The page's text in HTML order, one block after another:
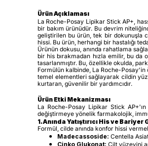
Ürün Açıklaması
La Roche-Posay Lipikar Stick AP+,
bir bakım ürünüdür. Bu devrim
geliştirilen bu ürün, tek bir dokunuşla
hissi. Bu ürün, herhangi bir hastalığı
Ürünün dokusu, anında rahatlama
bir his bırakmadan hızla emilir, bu
tasarlanmıştır. Bu, özellikle okulda,
Formülün kalbinde, La Roche-
temel elementleri sağlayarak cildin
kurtaran, güvenilir bir yardımcıdır.
Ürün Etki Mekanizması
La Roche-Posay Lipikar Stick
değiştirmeye yönelik farmakolojik,
1. Anında Yatıştırıcı His ve
Formül, cilde anında konfor hissi
Madecassoside: Centella
Çinko Glukonat: Cilt yüzeyini